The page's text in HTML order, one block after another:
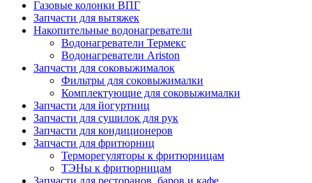
Газовые колонки ВПГ
Запчасти для вытяжек
Накопительные водонагреватели
Водонагреватели Термекс
Водонагреватели Ariston
Запчасти для соковыжималок
Фильтры для соковыжималки
Комплектующие для соковыжималки
Запчасти для йогуртниц
Запчасти для сушилок для рук
Запчасти для кондиционеров
Запчасти для фритюрниц
Терморегуляторы к фритюрницам
ТЭНы к фритюрницам